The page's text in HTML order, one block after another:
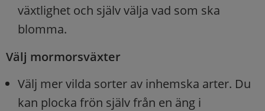
växtlighet och själv välja vad som ska
blomma.
Välj mormorsväxter
Välj mer vilda sorter av inhemska arter. Du
kan plocka frön själv från en äng i